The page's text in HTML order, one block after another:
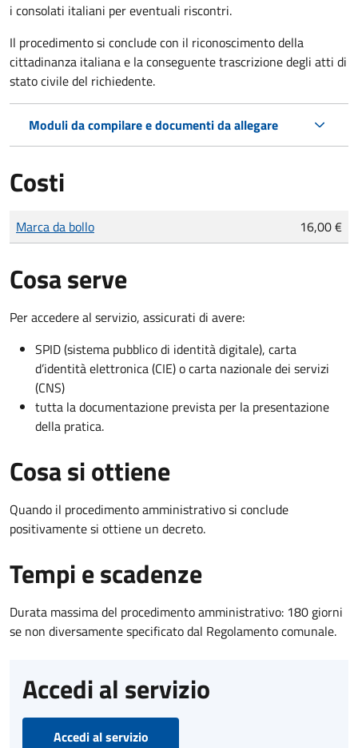
i consolati italiani per eventuali riscontri.
Il procedimento si conclude con il riconoscimento della
cittadinanza italiana e la conseguente trascrizione degli atti di
stato civile del richiedente.
Moduli da compilare e documenti da allegare
Costi
Tipo di pagamento
Importo
Marca da bollo 16,00 €
Cosa serve
Per accedere al servizio, assicurati di avere:
SPID (sistema pubblico di identità digitale), carta
d’identità elettronica (CIE) o carta nazionale dei servizi
(CNS)
tutta la documentazione prevista per la presentazione
della pratica.
Cosa si ottiene
Quando il procedimento amministrativo si conclude
positivamente si ottiene un decreto.
Tempi e scadenze
Durata massima del procedimento amministrativo: 180 giorni
se non diversamente specificato dal Regolamento comunale.
Accedi al servizio
Accedi al servizio